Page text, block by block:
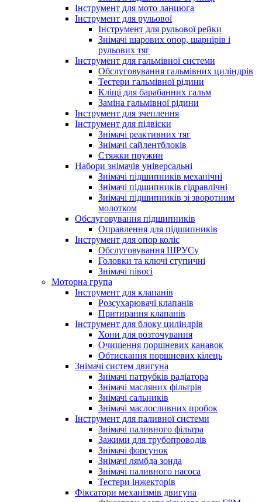
Інструмент для мото ланцюга
Інструмент для рульової
Інструмент для рульової рейки
Знімачі шарових опор, шарнірів і
рульових тяг
Інструмент для гальмівної системи
Обслуговування гальмівних циліндрів
Тестери гальмівної рідини
Кліщі для барабанних гальм
Заміна гальмівної рідини
Інструмент для зчеплення
Інструмент для підвіски
Знімачі реактивних тяг
Знімачі сайлентблоків
Стяжки пружин
Набори знімачів універсальні
Знімачі підшипників механічні
Знімачі підшипників гідравлічні
Знімачі підшипників зі зворотним
молотком
Обслуговування підшипників
Оправлення для підшипників
Інструмент для опор коліс
Обслуговування ШРУСу
Головки та ключі ступичні
Знімачі півосі
Моторна група
Інструмент для клапанів
Розсухарювачі клапанів
Притирання клапанів
Інструмент для блоку циліндрів
Хони для розточування
Очищення поршневих канавок
Обтискання поршневих кілець
Знімачі систем двигуна
Знімачі патрубків радіатора
Знімачі масляних фільтрів
Знімачі сальників
Знімачі маслосливних пробок
Інструмент для паливної системи
Знімачі паливного фільтра
Зажими для трубопроводів
Знімачі форсунок
Знімачі лямбда зонда
Знімачі паливного насоса
Тестери інжекторів
Фіксатори механізмів двигуна